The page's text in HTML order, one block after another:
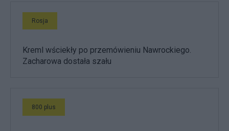
Rosja
Kreml wściekły po przemówieniu Nawrockiego.
Zacharowa dostała szału
800 plus